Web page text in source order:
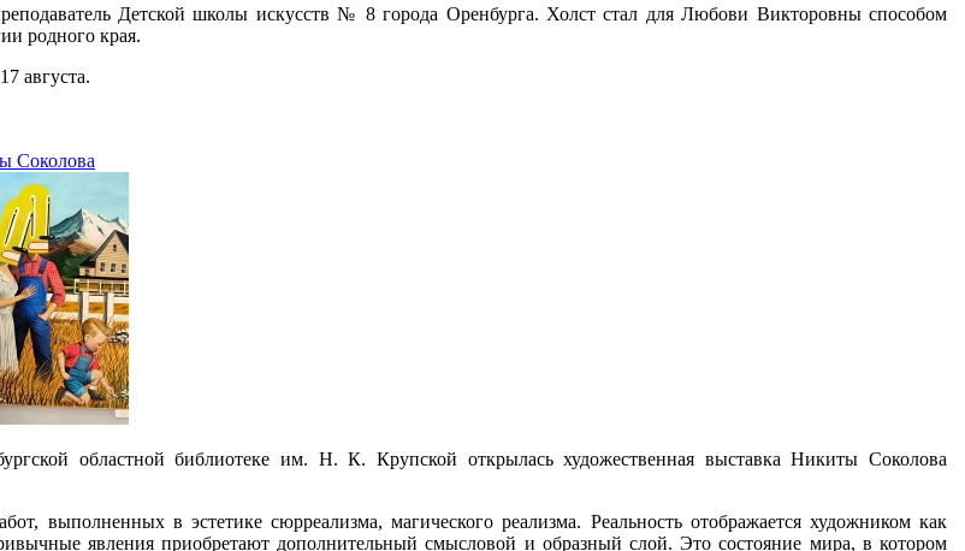
Детской школы искусств № 8 города Оренбурга. Холст стал для Любови Викторовны способом
родного края.
августа.
Соколова
областной библиотеке им. Н. К. Крупской открылась художественная выставка Никиты Соколова
выполненных в эстетике сюрреализма, магического реализма. Реальность отображается художником как
явления приобретают дополнительный смысловой и образный слой. Это состояние мира, в котором